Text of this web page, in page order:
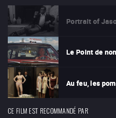
Portrait of
Le Point de
Au feu, les
CE FILM EST RECOMMANDÉ PAR